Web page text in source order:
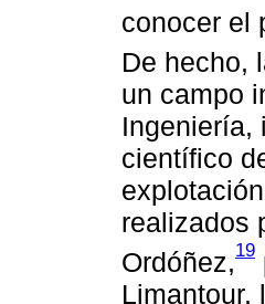
conocer el
De hecho,
un campo
Ingeniería,
científico
realizados
Ordóñez,19
Limantour,